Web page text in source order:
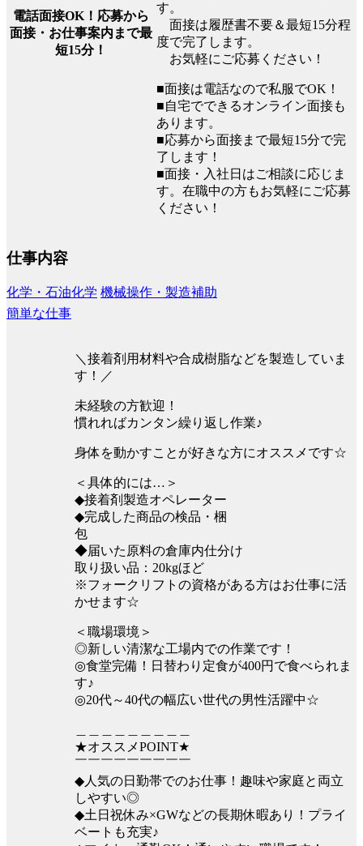
電話面接OK！応募から
面接・お仕事案内まで最
短15分！
す。
面接は履歴書不要＆最短15分程
度で完了します。
お気軽にご応募ください！
■面接は電話なので私服でOK！
■自宅でできるオンライン面接も
あります。
■応募から面接まで最短15分で完
了します！
■面接・入社日はご相談に応じま
す。在職中の方もお気軽にご応募
ください！
仕事内容
化学・石油化学 機械操作・製造補助
簡単な仕事
＼接着剤用材料や合成樹脂などを製造していま
す！／
未経験の方歓迎！
慣れればカンタン繰り返し作業♪
身体を動かすことが好きな方にオススメです☆
＜具体的には…＞
◆接着剤製造オペレーター
◆完成した商品の検品・梱
包
◆届いた原料の倉庫内仕分け
取り扱い品：20kgほど
※フォークリフトの資格がある方はお仕事に活
かせます☆
＜職場環境＞
◎新しい清潔な工場内での作業です！
◎食堂完備！日替わり定食が400円で食べられま
す♪
◎20代～40代の幅広い世代の男性活躍中☆
★オススメPOINT★
￣￣￣￣￣￣￣￣￣
◆人気の日勤帯でのお仕事！趣味や家庭と両立
しやすい◎
◆土日祝休み×GWなどの長期休暇あり！プライ
ベートも充実♪